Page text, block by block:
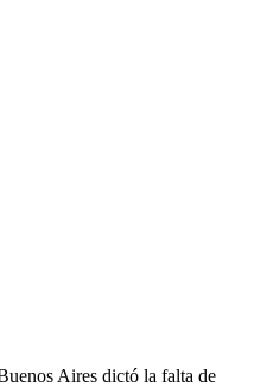
Aires dictó la falta de